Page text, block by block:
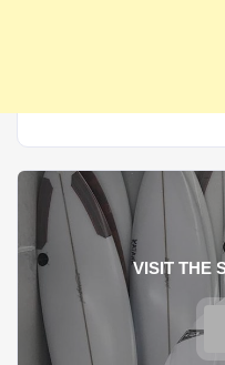
VISIT THE